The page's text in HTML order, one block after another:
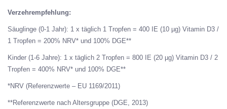
Verzehrempfehlung:
Säuglinge (0-1 Jahr): 1 x täglich 1 Tropfen = 400 IE (10 µg) Vitamin D3 /
1 Tropfen = 200% NRV* und 100% DGE**
Kinder (1-6 Jahre): 1 x täglich 2 Tropfen = 800 IE (20 µg) Vitamin D3 / 2
Tropfen = 400% NRV* und 100% DGE**
*NRV (Referenzwerte – EU 1169/2011)
**Referenzwerte nach Altersgruppe (DGE, 2013)